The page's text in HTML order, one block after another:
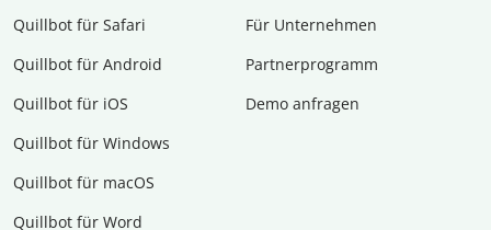
Quillbot für Safari
Quillbot für Android
Quillbot für iOS
Quillbot für Windows
Quillbot für macOS
Quillbot für Word
Für Unternehmen
Partnerprogramm
Demo anfragen